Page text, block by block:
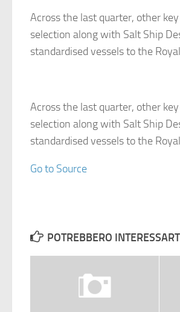
Across the last quarter, other
selection along with Salt Ship
standardised vessels to the
Across the last quarter, other
selection along with Salt Ship
standardised vessels to the
Go to Source
POTREBBERO